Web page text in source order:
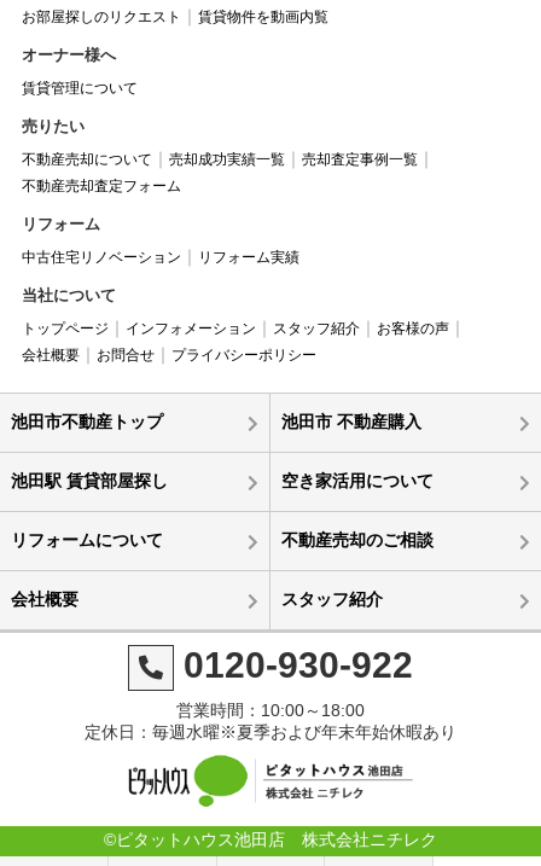
お部屋探しのリクエスト
賃貸物件を動画内覧
オーナー様へ
賃貸管理について
売りたい
不動産売却について 売却成功実績一覧
売却査定事例一覧
不動産売却査定フォーム
リフォーム
中古住宅リノベーション リフォーム実績
当社について
トップページ インフォメーション スタッフ紹介
お客様の声
会社概要
お問合せ プライバシーポリシー
池田市不動産トップ 池田市 不動産購入
池田駅 賃貸部屋探し 空き家活用について
リフォームについて 不動産売却のご相談
会社概要 スタッフ紹介
0120-930-922
営業時間：10:00～18:00
定休日：毎週水曜※夏季および年末年始休暇あり
©ピタットハウス池田店 株式会社ニチレク